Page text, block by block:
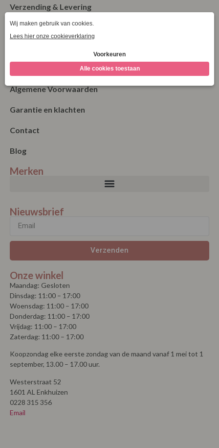
Verzending & Levering
Retourneren
Algemene Voorwaarden
Garantie en klachten
Contact
Blog
Merken
Nieuwsbrief
Verzenden
Onze winkel
Maandag: Gesloten
Dinsdag: 11:00 – 17:00
Woensdag: 11:00 – 17:00
Donderdag: 11:00 – 17:00
Vrijdag: 11:00 – 17:00
Zaterdag: 11:00 – 17:00
Koopzondag elke eerste zondag van de maand vanaf 1 mei tot 1
september, 13.00 – 17.00 uur.
Westerstraat 52
1601 AL Enkhuizen
0228 315 356
Email